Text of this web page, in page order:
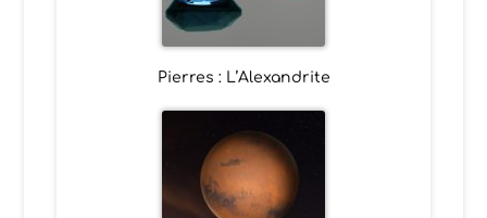
Pierres : L’Alexandrite